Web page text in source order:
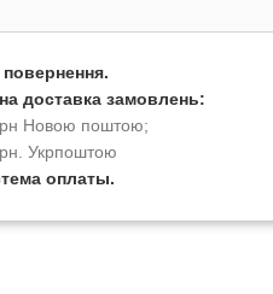
повернення.
доставка замовлень:
Новою поштою;
Укрпоштою
оплаты.